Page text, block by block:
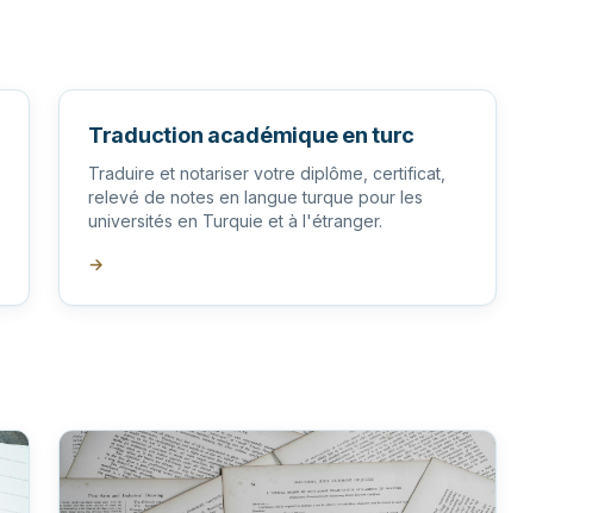
Traduction académique en turc
Traduire et notariser votre diplôme, certificat,
relevé de notes en langue turque pour les
universités en Turquie et à l'étranger.
→